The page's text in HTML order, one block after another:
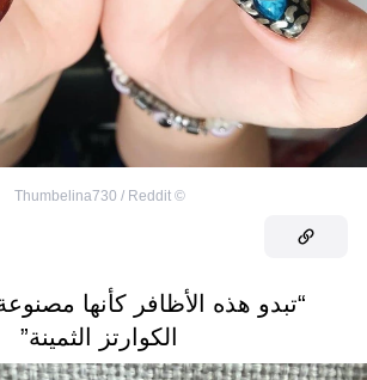
©
Thumbelina730 / Reddit
“تبدو هذه الأظافر كأنها
الكوارتز الثمينة”